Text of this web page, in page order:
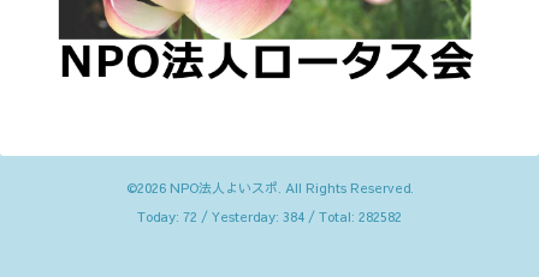
©2026 NPO法人よいスポ . All Rights Reserved.
Today: 72 / Yesterday: 384 / Total: 282582